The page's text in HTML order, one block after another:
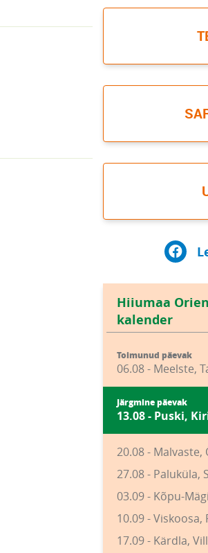
Hiiumaa
kalender
Toimunud päevak
06.08 - Meelste,
Järgmine päevak
13.08 - Puski,
20.08 - Malvaste,
27.08 - Paluküla,
03.09 - Kõpu-
10.09 - Viskoosa,
17.09 - Kärdla,